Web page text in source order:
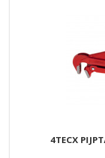
4TECX